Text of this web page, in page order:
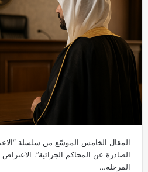
المقال الخامس الموسّع من سلسلة
الصادرة عن المحاكم الجزائية”.
المرحلة…